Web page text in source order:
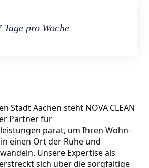
pro Woche
Stadt Aachen steht NOVA CLEAN
Partner für
parat, um Ihren Wohn-
einen Ort der Ruhe und
Unsere Expertise als